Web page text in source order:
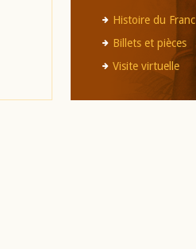
Histoire du Franc
Billets et pièces
Visite virtuelle